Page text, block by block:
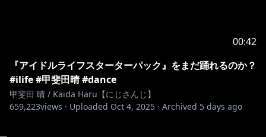
00:42
『アイドルライフスターターパック』をまだ踊れるのか？
#ilife #甲斐田晴 #dance
甲斐田 晴 / Kaida Haru【にじさんじ】
659,223views · Uploaded Oct 4, 2025 · Archived 5 days ago